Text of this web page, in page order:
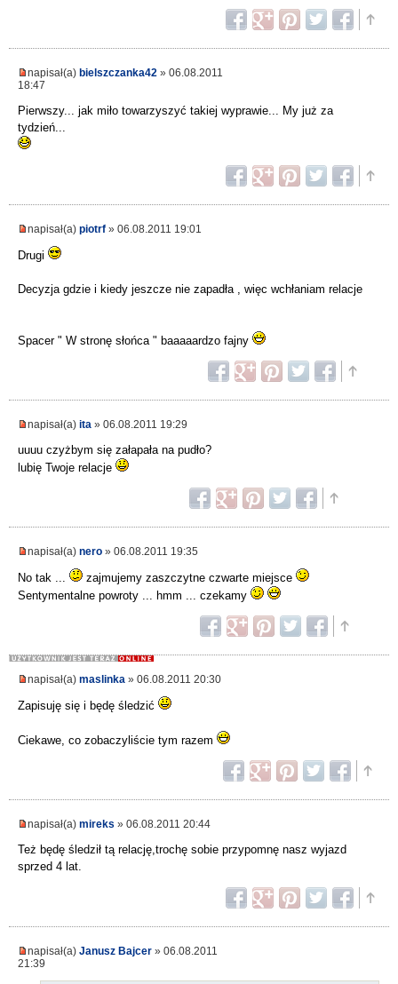
napisał(a) bielszczanka42 » 06.08.2011
18:47
Pierwszy... jak miło towarzyszyć takiej wyprawie... My już za
tydzień...
napisał(a) piotrf » 06.08.2011 19:01
Drugi
Decyzja gdzie i kiedy jeszcze nie zapadła , więc wchłaniam relacje
Spacer " W stronę słońca " baaaaardzo fajny
napisał(a) ita » 06.08.2011 19:29
uuuu czyżbym się załapała na pudło?
lubię Twoje relacje
napisał(a) nero » 06.08.2011 19:35
No tak ...
zajmujemy zaszczytne czwarte miejsce
Sentymentalne powroty ... hmm ... czekamy
napisał(a) maslinka » 06.08.2011 20:30
Zapisuję się i będę śledzić
Ciekawe, co zobaczyliście tym razem
napisał(a) mireks » 06.08.2011 20:44
Też będę śledził tą relację,trochę sobie przypomnę nasz wyjazd
sprzed 4 lat.
napisał(a) Janusz Bajcer » 06.08.2011
21:39